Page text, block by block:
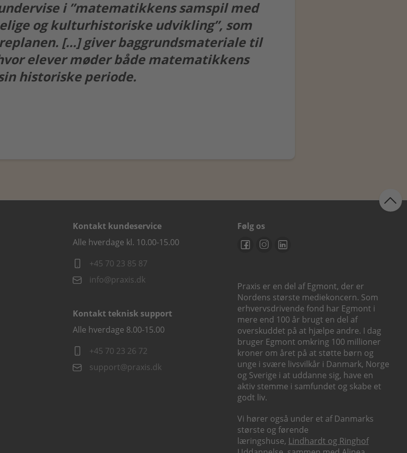
i ”matematikkens samspil med
og kulturhistoriske udvikling”, som
[...] giver baggrundsmateriale til
elever møder både matematikkens
historiske periode.
Kontakt kundeservice
Alle hverdage kl. 10.00-15.00
+45 70 23 85 87
info@praxis.dk
Kontakt teknisk support
Alle hverdage 8.00-15.00
+45 70 23 26 72
support@praxis.dk
Følg os
Praxis er en del af Egmont, der er
Nordens største mediekoncern. Som
erhvervsdrivende fond har Egmont i
mere end 100 år brugt en del af
overskuddet på at hjælpe andre. I dag
bruger Egmont omkring 100 millioner
kroner om året på at støtte børn og
unge i svære livsvilkår i Danmark, Norge
og Sverige i at uddanne sig, have en
aktiv stemme i samfundet og skabe et
godt liv.
Vi hører også under et af Danmarks
største og førende
læringshuse, Lindhardt og Ringhof